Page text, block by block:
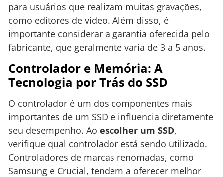
para usuários que realizam muitas gravações,
como editores de vídeo. Além disso, é
importante considerar a garantia oferecida pelo
fabricante, que geralmente varia de 3 a 5 anos.
Controlador e Memória: A
Tecnologia por Trás do SSD
O controlador é um dos componentes mais
importantes de um SSD e influencia diretamente
seu desempenho. Ao escolher um SSD,
verifique qual controlador está sendo utilizado.
Controladores de marcas renomadas, como
Samsung e Crucial, tendem a oferecer melhor